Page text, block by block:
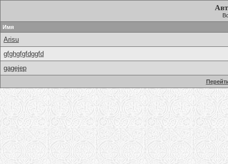
Имя
Arisu
gfghgfgfdggfd
gagejep